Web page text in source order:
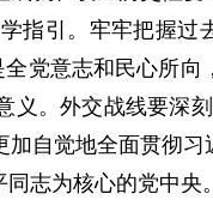
指引。牢牢把握
党意志和民心所
。外交战线要深
自觉地全面贯彻
志为核心的党中央。